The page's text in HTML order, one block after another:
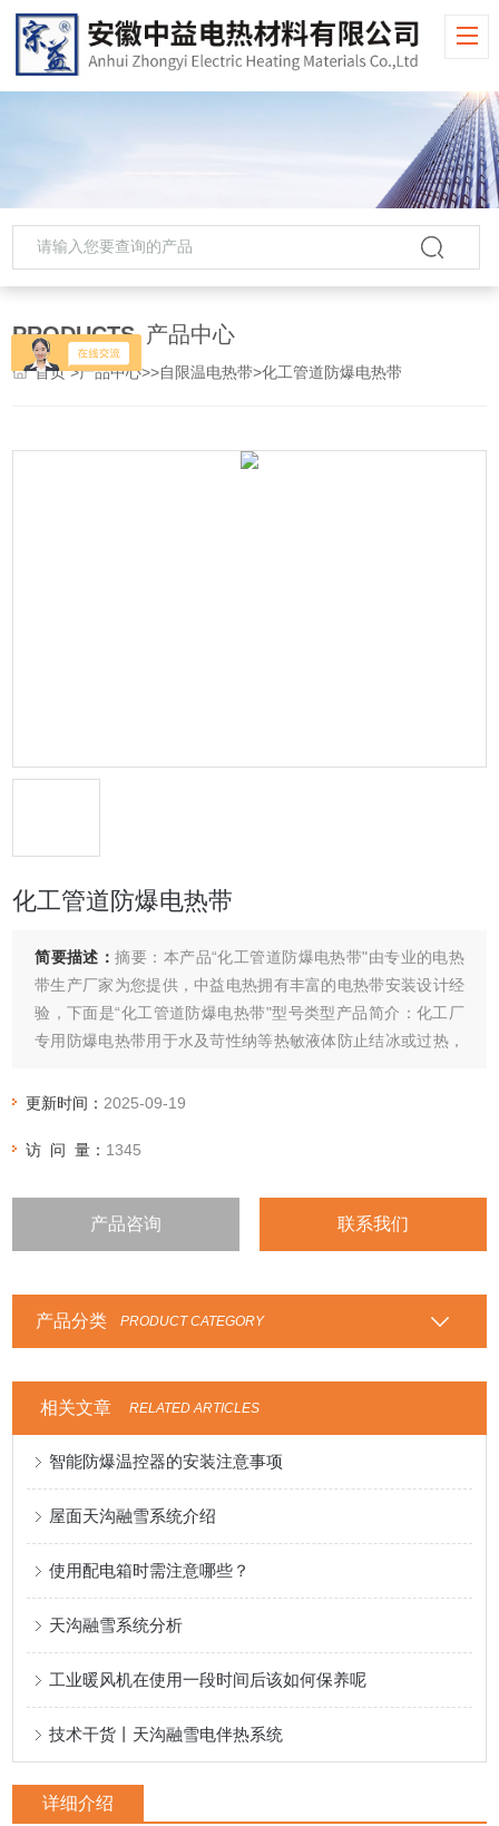
PRODUCTS 产品中心
首页>产品中心>>自限温电热带>化工管道防爆电热带
化工管道防爆电热带
简要描述：摘要：本产品“化工管道防爆电热带"由专业的电热
带生产厂家为您提供，中益电热拥有丰富的电热带安装设计经
验，下面是“化工管道防爆电热带"型号类型产品简介：化工厂
专用防爆电热带用于水及苛性纳等热敏液体防止结冰或过热，
更新时间： 2025-09-19
访 问 量： 1345
产品咨询 联系我们
产品分类 PRODUCT CATEGORY
相关文章 RELATED ARTICLES
智能防爆温控器的安装注意事项
屋面天沟融雪系统介绍
使用配电箱时需注意哪些？
天沟融雪系统分析
工业暖风机在使用一段时间后该如何保养呢
技术干货丨天沟融雪电伴热系统
详细介绍